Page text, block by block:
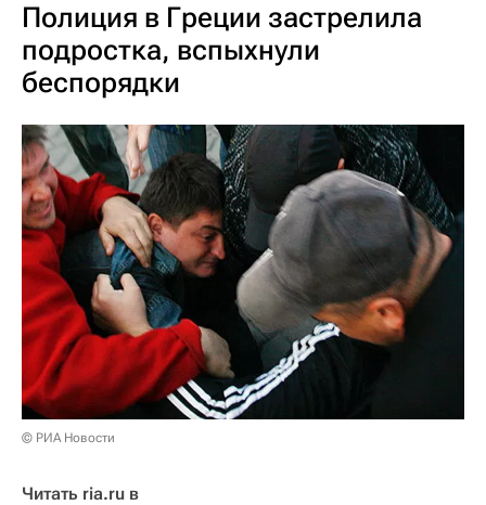
Полиция в Греции застрелила
подростка, вспыхнули
беспорядки
© РИА Новости
Читать ria.ru в